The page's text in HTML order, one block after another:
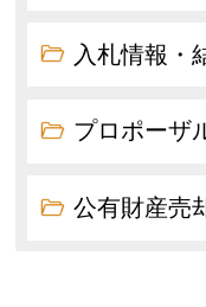
入札情報・
プロポーザ
公有財産売